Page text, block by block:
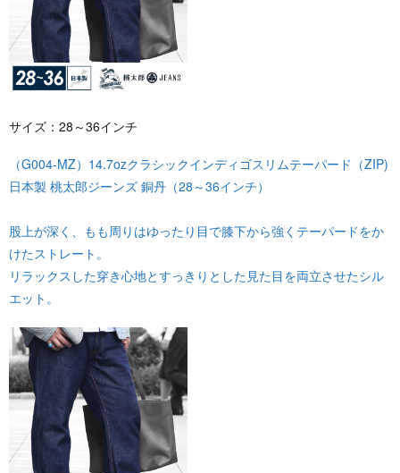
サイズ：28～36インチ
（G004-MZ）14.7ozクラシックインディゴスリムテーパード（ZIP)
日本製 桃太郎ジーンズ 銅丹（28～36インチ）
股上が深く、もも周りはゆったり目で膝下から強くテーパードをか
けたストレート。
リラックスした穿き心地とすっきりとした見た目を両立させたシル
エット。